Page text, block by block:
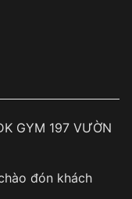
GYM 197 VƯỜN
đón khách